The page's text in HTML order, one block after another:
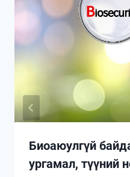
Биоаюулгүй
ургамал, түүний